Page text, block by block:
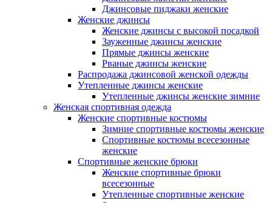
Джинсовые пиджаки женские
Женские джинсы
Женские джинсы с высокой посадкой
Зауженные джинсы женские
Прямые джинсы женские
Рваные джинсы женские
Распродажа джинсовой женской одежды
Утепленные джинсы женские
Утепленные джинсы женские зимние
Женская спортивная одежда
Женские спортивные костюмы
Зимние спортивные костюмы женские
Спортивные костюмы всесезонные
женские
Спортивные женские брюки
Женские спортивные брюки
всесезонные
Утепленные спортивные женские